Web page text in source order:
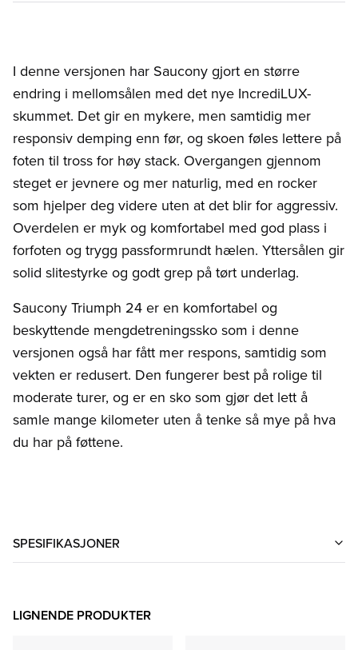
I denne versjonen har Saucony gjort en større
endring i mellomsålen med det nye IncrediLUX-
skummet. Det gir en mykere, men samtidig mer
responsiv demping enn før, og skoen føles lettere på
foten til tross for høy stack. Overgangen gjennom
steget er jevnere og mer naturlig, med en rocker
som hjelper deg videre uten at det blir for aggressiv.
Overdelen er myk og komfortabel med god plass i
forfoten og trygg passformrundt hælen. Yttersålen gir
solid slitestyrke og godt grep på tørt underlag.
Saucony Triumph 24 er en komfortabel og
beskyttende mengdetreningssko som i denne
versjonen også har fått mer respons, samtidig som
vekten er redusert. Den fungerer best på rolige til
moderate turer, og er en sko som gjør det lett å
samle mange kilometer uten å tenke så mye på hva
du har på føttene.
SPESIFIKASJONER
LIGNENDE PRODUKTER